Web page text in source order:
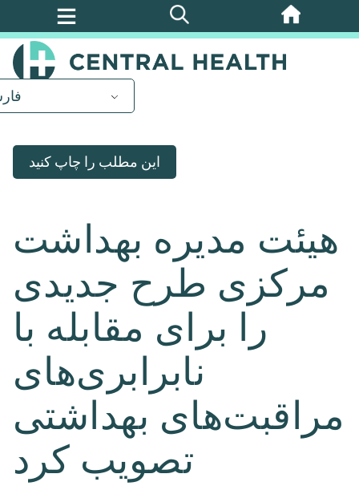
پرش
این مطلب را چاپ کنید
هیئت مدیره بهداشت
مرکزی طرح جدیدی
را برای مقابله با
نابرابری‌های
مراقبت‌های بهداشتی
تصویب کرد